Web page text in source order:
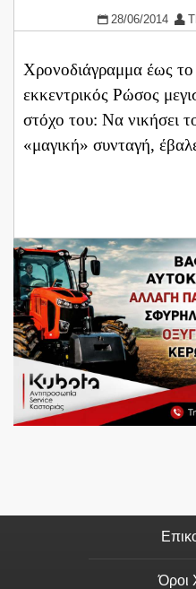
28/06/2014
Χρονοδιάγραμμα έως το
εκκεντρικός Ρώσος
στόχο του: Να νικήσει
«μαγική» συνταγή,
Όροι